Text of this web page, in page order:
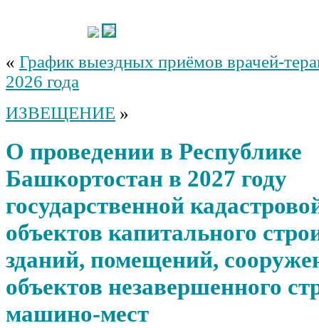
« График выездных приёмов врачей-
2026 года
ИЗВЕЩЕНИЕ »
О проведении в Республике
Башкортостан в 2027 году
государственной
объектов капитального
зданий, помещений,
объектов незавершенного
машино-мест